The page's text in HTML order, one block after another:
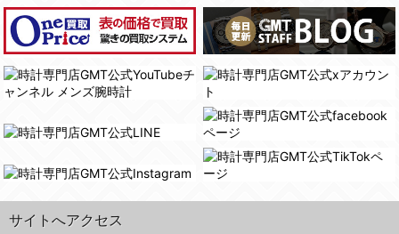
サイトへアクセス